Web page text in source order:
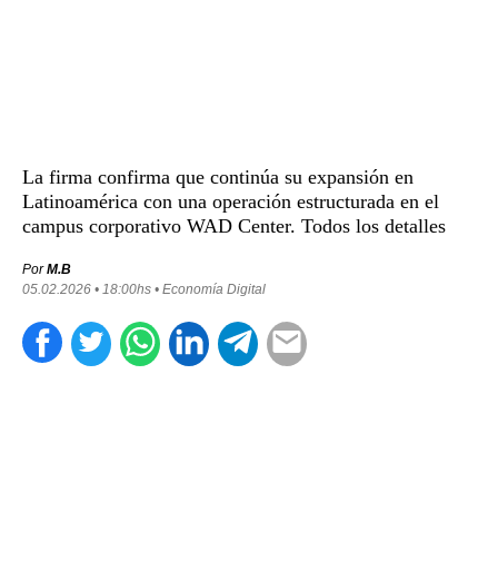
La firma confirma que continúa su expansión en
Latinoamérica con una operación estructurada en el
campus corporativo WAD Center. Todos los detalles
PorM.B
05.02.2026 • 18:00hs • Economía Digital